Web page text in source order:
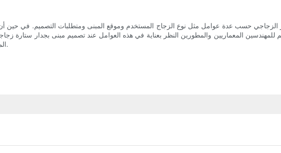
حسب عدة عوامل مثل نوع الزجاج المستخدم وموقع المبنى ومتطلبات التصميم. في حين أن
للمهندسين المعماريين والمطورين النظر بعناية في هذه العوامل عند تصميم مبنى بجدار ستارة
المبنى والجماليات ، مما يجعله اعتبارًا رئيسيًا في التصميم المعماري الحديث.